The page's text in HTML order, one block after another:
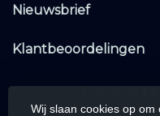
Nieuwsbrief
Klantbeoordelingen
Wij slaan cookies op